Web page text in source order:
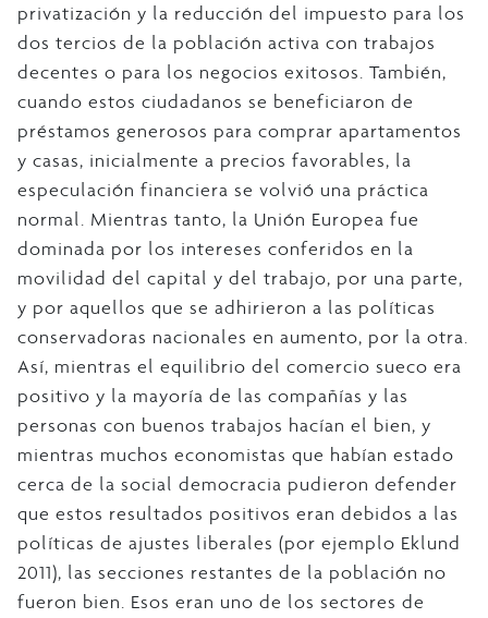
privatización y la reducción del impuesto para los
dos tercios de la población activa con trabajos
decentes o para los negocios exitosos. También,
cuando estos ciudadanos se beneficiaron de
préstamos generosos para comprar apartamentos
y casas, inicialmente a precios favorables, la
especulación financiera se volvió una práctica
normal. Mientras tanto, la Unión Europea fue
dominada por los intereses conferidos en la
movilidad del capital y del trabajo, por una parte,
y por aquellos que se adhirieron a las políticas
conservadoras nacionales en aumento, por la otra.
Así, mientras el equilibrio del comercio sueco era
positivo y la mayoría de las compañías y las
personas con buenos trabajos hacían el bien, y
mientras muchos economistas que habían estado
cerca de la social democracia pudieron defender
que estos resultados positivos eran debidos a las
políticas de ajustes liberales (por ejemplo Eklund
2011), las secciones restantes de la población no
fueron bien. Esos eran uno de los sectores de